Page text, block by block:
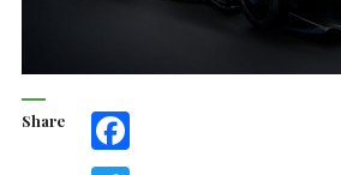
Share Facebook